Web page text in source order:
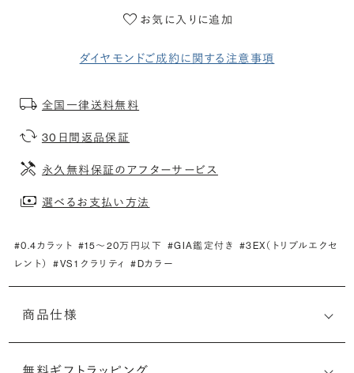
お気に入りに追加
ダイヤモンドご成約に関する注意事項
全国一律送料無料
30日間返品保証
永久無料保証のアフターサービス
選べるお支払い方法
#0.4カラット #15〜20万円以下 #GIA鑑定付き #3EX（トリプルエクセ
レント）
#VS1 クラリティ #Dカラー
商品仕様